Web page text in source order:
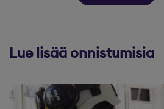
Lue lisää onnistumisia